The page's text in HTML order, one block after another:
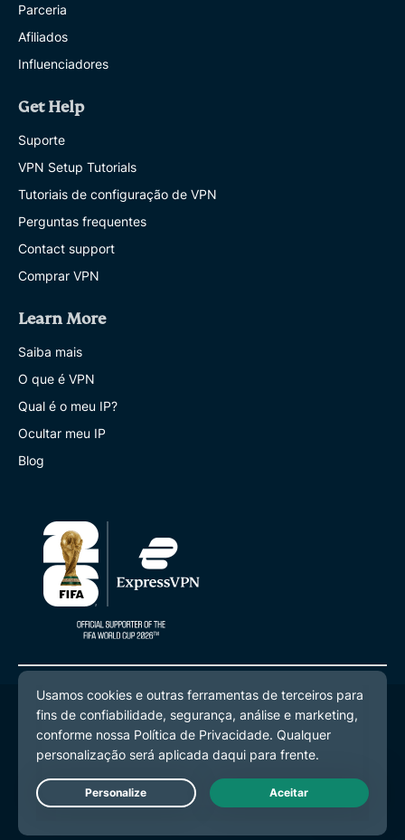
Parceria
Afiliados
Influenciadores
Get Help
Suporte
VPN Setup Tutorials
Tutoriais de configuração de VPN
Perguntas frequentes
Contact support
Comprar VPN
Learn More
Saiba mais
O que é VPN
Qual é o meu IP?
Ocultar meu IP
Blog
© 2026 ExpressVPN. Todos os direitos reservados.
Política de Privacidade
Termos de Serviço
Preferências de Cookies
Live Chat